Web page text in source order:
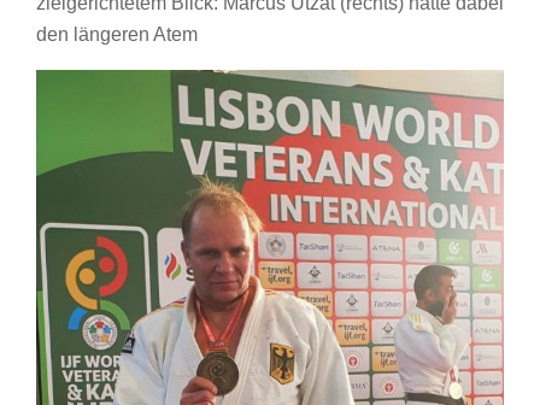
den längeren Atem